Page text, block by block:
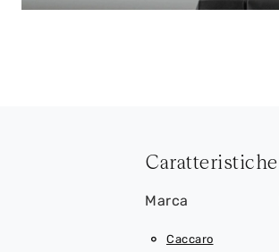
Caratteristiche
Marca
Caccaro